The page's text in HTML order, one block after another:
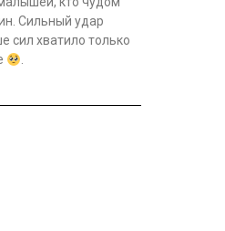
Сильный удар
сил хватило только
.